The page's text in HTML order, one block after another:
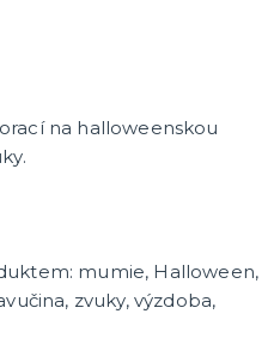
na halloweenskou
mumie, Halloween,
zvuky, výzdoba,